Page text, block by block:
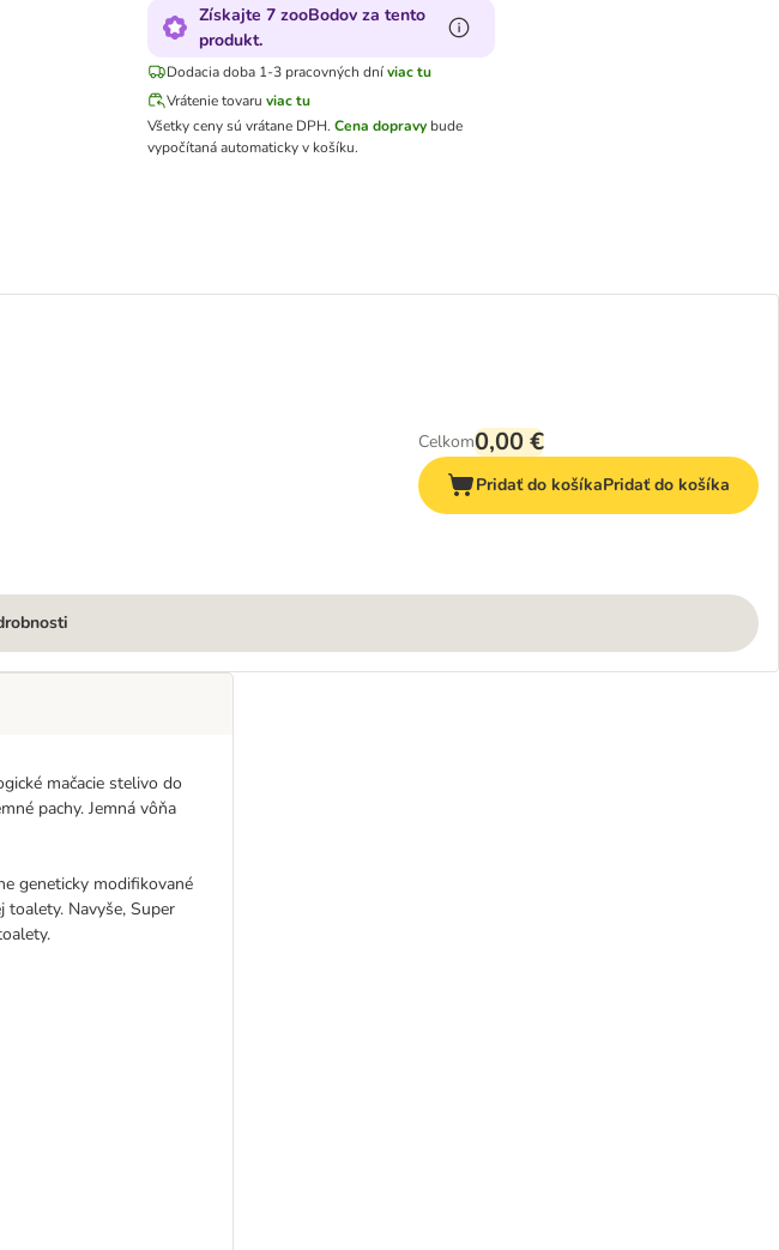
Získajte 7 zooBodov za tento
produkt.
Dodacia doba 1-3 pracovných dní viac tu
Vrátenie tovaru viac tu
Všetky ceny sú vrátane DPH. Cena dopravybude
vypočítaná automaticky v košíku.
Celkom0,00 €
Pridať do košíkaPridať do košíka
mačacie stelivo do
pachy. Jemná vôňa
geneticky modifikované
toalety. Navyše, Super